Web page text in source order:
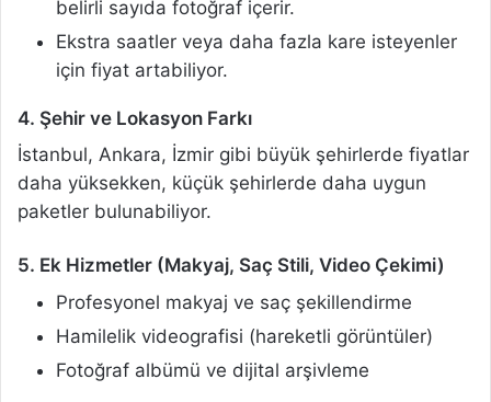
belirli sayıda fotoğraf içerir.
Ekstra saatler veya daha fazla kare isteyenler
için fiyat artabiliyor.
4. Şehir ve Lokasyon Farkı
İstanbul, Ankara, İzmir gibi büyük şehirlerde fiyatlar
daha yüksekken, küçük şehirlerde daha uygun
paketler bulunabiliyor.
5. Ek Hizmetler (Makyaj, Saç Stili, Video Çekimi)
Profesyonel makyaj ve saç şekillendirme
Hamilelik videografisi (hareketli görüntüler)
Fotoğraf albümü ve dijital arşivleme